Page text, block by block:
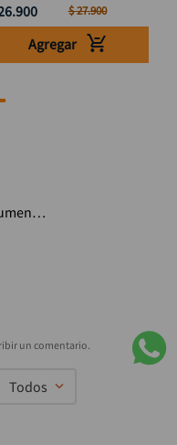
.900 $27.900
Agregar
Todos